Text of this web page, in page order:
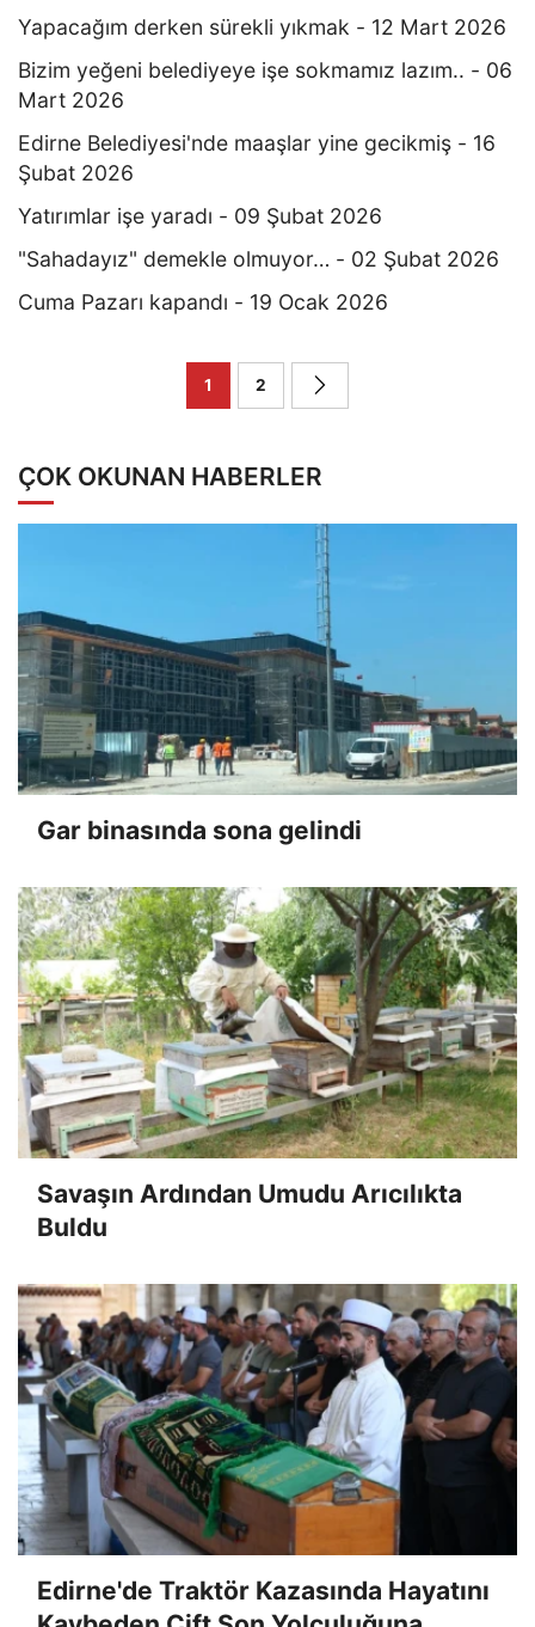
Yapacağım derken sürekli yıkmak - 12 Mart 2026
Bizim yeğeni belediyeye işe sokmamız lazım.. - 06
Mart 2026
Edirne Belediyesi'nde maaşlar yine gecikmiş - 16
Şubat 2026
Yatırımlar işe yaradı - 09 Şubat 2026
"Sahadayız" demekle olmuyor… - 02 Şubat 2026
Cuma Pazarı kapandı - 19 Ocak 2026
1 2
ÇOK OKUNAN HABERLER
Gar binasında sona gelindi
Savaşın Ardından Umudu Arıcılıkta
Buldu
Edirne'de Traktör Kazasında Hayatını